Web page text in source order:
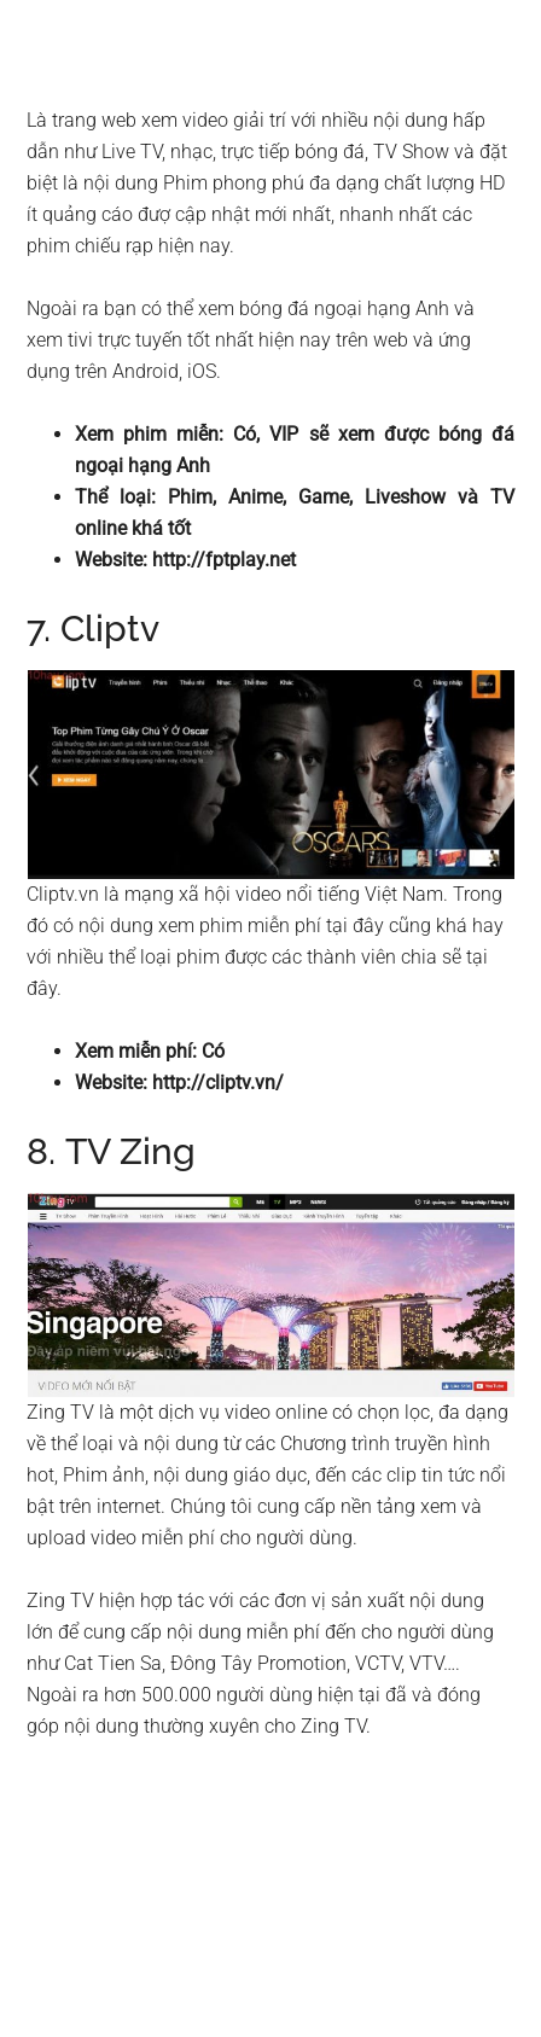
Là trang web xem video giải trí với nhiều nội dung hấp
dẫn như Live TV, nhạc, trực tiếp bóng đá, TV Show và đặt
biệt là nội dung Phim phong phú đa dạng chất lượng HD
ít quảng cáo đượ cập nhật mới nhất, nhanh nhất các
phim chiếu rạp hiện nay.
Ngoài ra bạn có thể xem bóng đá ngoại hạng Anh và
xem tivi trực tuyến tốt nhất hiện nay trên web và ứng
dụng trên Android, iOS.
Xem phim miễn: Có, VIP sẽ xem được bóng đá
ngoại hạng Anh
Thể loại: Phim, Anime, Game, Liveshow và TV
online khá tốt
Website: http://fptplay.net
7. Cliptv
Cliptv.vn là mạng xã hội video nổi tiếng Việt Nam. Trong
đó có nội dung xem phim miễn phí tại đây cũng khá hay
với nhiều thể loại phim được các thành viên chia sẽ tại
đây.
Xem miễn phí: Có
Website: http://cliptv.vn/
8. TV Zing
Zing TV là một dịch vụ video online có chọn lọc, đa dạng
về thể loại và nội dung từ các Chương trình truyền hình
hot, Phim ảnh, nội dung giáo dục, đến các clip tin tức nổi
bật trên internet. Chúng tôi cung cấp nền tảng xem và
upload video miễn phí cho người dùng.
Zing TV hiện hợp tác với các đơn vị sản xuất nội dung
lớn để cung cấp nội dung miễn phí đến cho người dùng
như Cat Tien Sa, Đông Tây Promotion, VCTV, VTV….
Ngoài ra hơn 500.000 người dùng hiện tại đã và đóng
góp nội dung thường xuyên cho Zing TV.